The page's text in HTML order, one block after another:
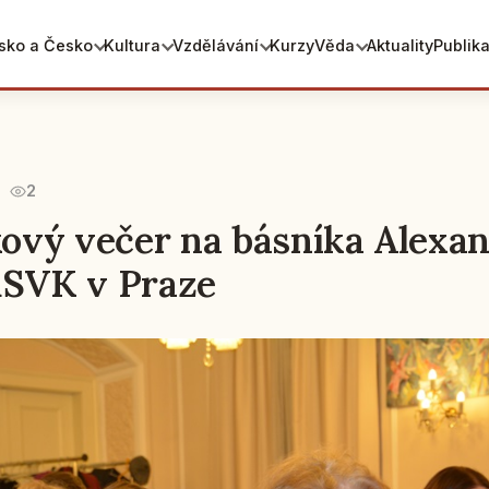
a Česko Kultura Vzdělávání KurzyVěda Aktuality
2
večer na básníka
v Praze